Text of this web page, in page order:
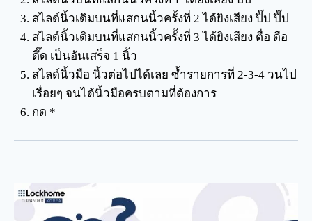
สไลด์นิ้วเดิมบนที่แสกนนิ้วครั้งที่ 2 ได้ยิงเสียง ปิ๊ป ปิ๊ป
สไลด์นิ้วเดิมบนที่แสกนนิ้วครั้งที่ 3 ได้ยิงเสียง ตื่อ ดือ
ดึ๊ด เป็นอันเสร็จ 1 นิ้ว
สไลด์นิ้วมือ นิ้วต่อไปได้เลย ซ้ำรายการที่ 2-3-4 วนไป
เรื่อยๆ จนได้นิ้วมือครบตามที่ต้องการ
กด *